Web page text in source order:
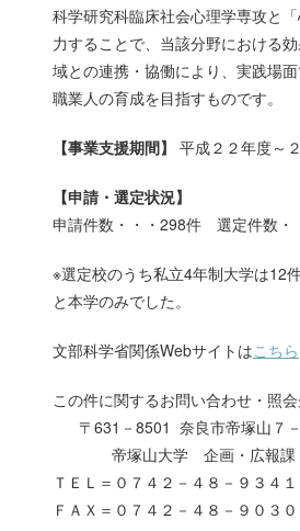
科学研究科臨床社会心理学専攻と
力することで、当該分野における
域との連携・協働により、実践場
職業人の育成を目指すものです。
【事業支援期間】 平成２２年度～
【申請・選定状況】
申請件数・・・298件 選定件数
※選定校のうち私立4年制大学は12
と本学のみでした。
文部科学省関係Webサイトはこちら
この件に関するお問い合わせ・照
〒631－8501 奈良市帝塚山７－
帝塚山大学 企画・広報課
ＴＥＬ＝０７４２－４８－９３４１
ＦＡＸ＝０７４２－４８－９０３０